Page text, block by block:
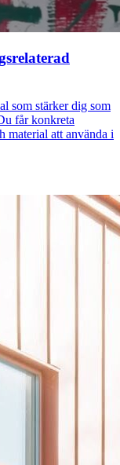
som stärker dig som
får konkreta
material att använda i